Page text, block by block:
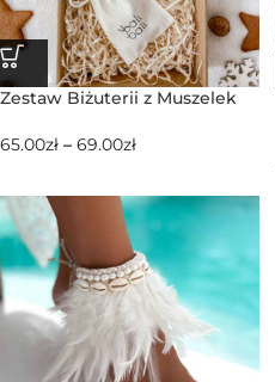
Zestaw Biżuterii z Muszelek
65.00zł – 69.00zł